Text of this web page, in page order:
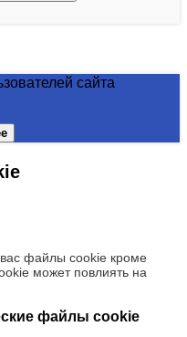
сайта
файлы cookie кроме
может повлиять на
файлы cookie